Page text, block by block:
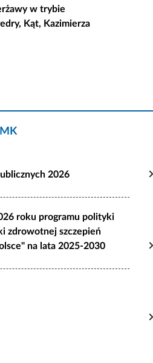
w trybie
Kąt, Kazimierza
2026
roku programu polityki
zdrowotnej szczepień
na lata 2025-2030